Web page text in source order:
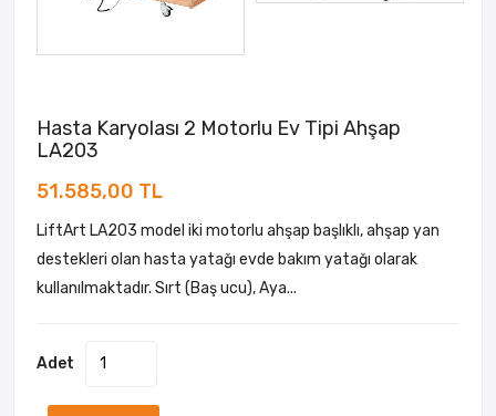
Hasta Karyolası 2 Motorlu Ev Tipi Ahşap
LA203
51.585,00 TL
LiftArt LA203 model iki motorlu ahşap başlıklı, ahşap yan
destekleri olan hasta yatağı evde bakım yatağı olarak
kullanılmaktadır. Sırt (Baş ucu), Aya...
Adet